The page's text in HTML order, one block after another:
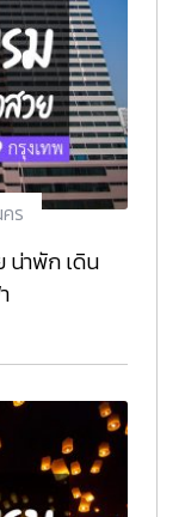
ร
น่าพัก เดิน